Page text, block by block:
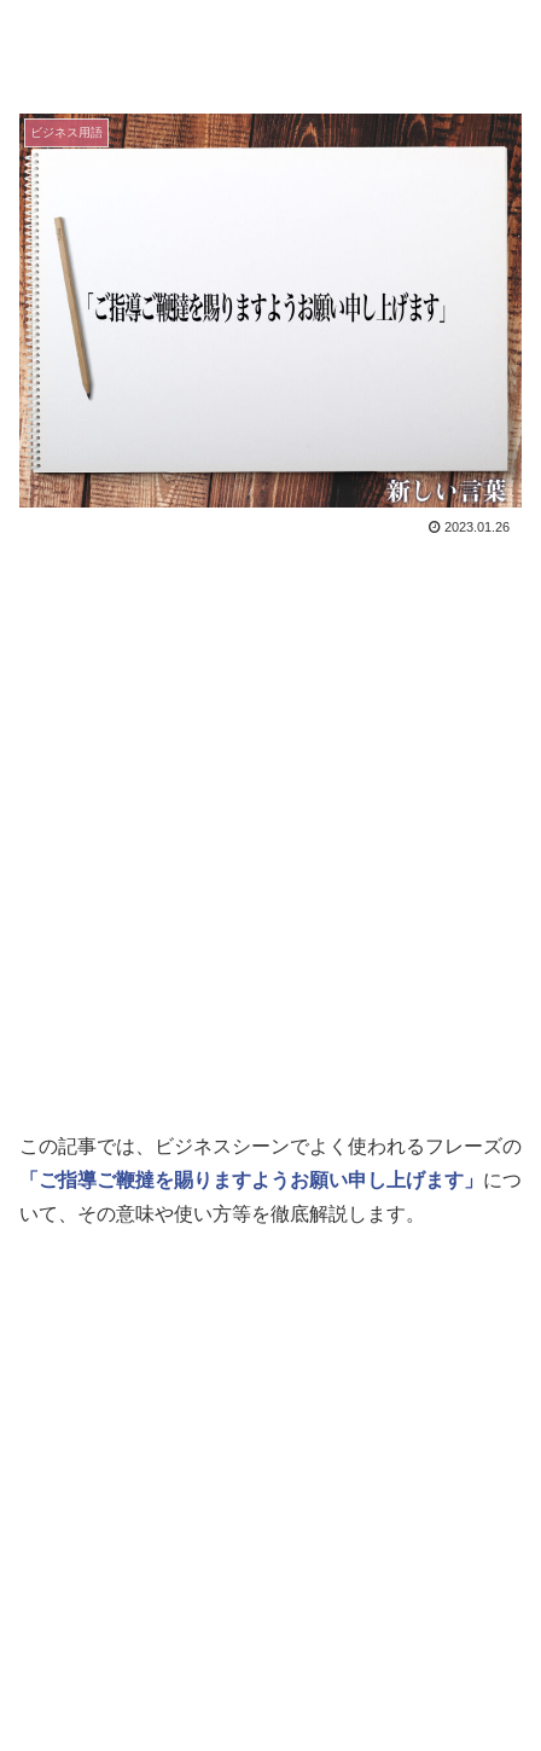
ビジネス用語
2023.01.26
この記事では、ビジネスシーンでよく使われるフレーズの
「ご指導ご鞭撻を賜りますようお願い申し上げます」 につ
いて、その意味や使い方等を徹底解説します。